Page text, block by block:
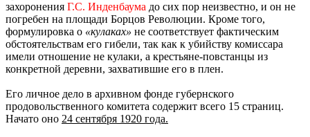
захоронения Г.С. Инденбаума до сих пор неизвестно, и он не
погребен на площади Борцов Революции. Кроме того,
формулировка о «кулаках» не соответствует фактическим
обстоятельствам его гибели, так как к убийству комиссара
имели отношение не кулаки, а крестьяне-повстанцы из
конкретной деревни, захватившие его в плен.
Его личное дело в архивном фонде губернского
продовольственного комитета содержит всего 15 страниц.
Начато оно 24 сентября 1920 года.